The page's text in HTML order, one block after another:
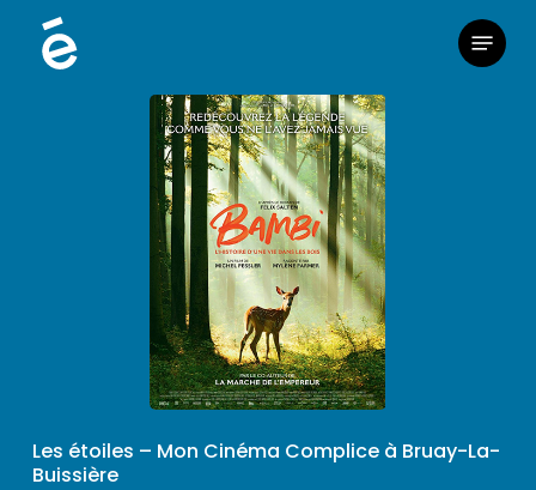
Menu
Les étoiles – Mon Cinéma Complice à Bruay-La-
Buissière